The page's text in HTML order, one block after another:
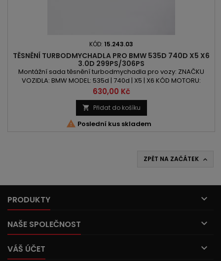
KÓD: 15.243.03
TĚSNĚNÍ TURBODMYCHADLA PRO BMW 535D 740D X5 X6
3.0D 299PS/306PS
Montážní sada těsnění turbodmychadla pro vozy: ZNAČKU
VOZIDLA: BMW MODEL: 535d | 740d | X5 | X6 KÓD MOTORU:
N57D30B | N57SD30B | N57D30TOP OBSAH: 2993ccm 3.0d
VÝKON: 299PS/220kW | 306PS/225kW POZOR:Montážní sada
pro malá a velká turbodmychadla (TX000431 + TX000432)
Cena
630,00 Kč
 Přidat do košíku
 Poslední kus skladem
ZPĚT NA ZAČÁTEK 
PRODUKTY 
NAŠE SPOLEČNOST 
VÁŠ ÚČET 